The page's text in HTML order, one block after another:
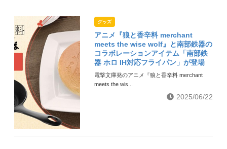
グッズ
アニメ『狼と香辛料 merchant
meets the wise wolf』と南部鉄器の
コラボレーションアイテム「南部鉄
器 ホロ IH対応フライパン」が登場
電撃文庫発のアニメ『狼と香辛料 merchant
meets the wis...
2025/06/22